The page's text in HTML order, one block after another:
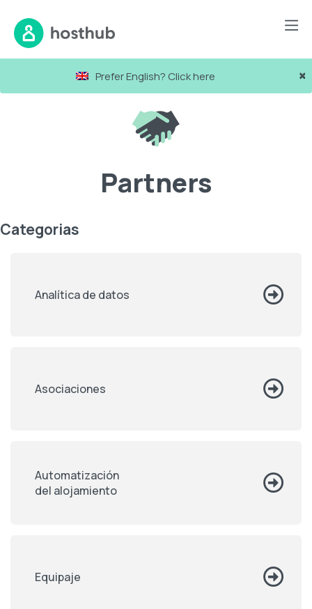
×
Prefer English? Click here
Partners
Categorias
Analítica de datos
Asociaciones
Automatización
del alojamiento
Equipaje